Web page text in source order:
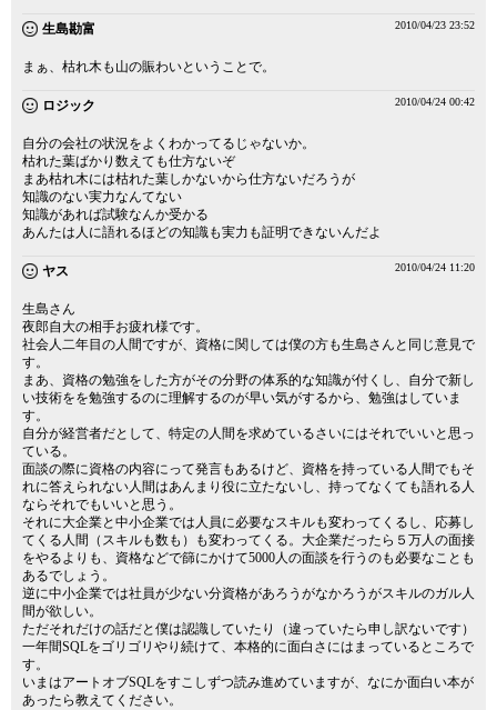
生島勘富 2010/04/23 23:52
まぁ、枯れ木も山の賑わいということで。
ロジック 2010/04/24 00:42
自分の会社の状況をよくわかってるじゃないか。
枯れた葉ばかり数えても仕方ないぞ
まあ枯れ木には枯れた葉しかないから仕方ないだろうが
知識のない実力なんてない
知識があれば試験なんか受かる
あんたは人に語れるほどの知識も実力も証明できないんだよ
ヤス 2010/04/24 11:20
生島さん
夜郎自大の相手お疲れ様です。
社会人二年目の人間ですが、資格に関しては僕の方も生島さんと同じ意見で
す。
まあ、資格の勉強をした方がその分野の体系的な知識が付くし、自分で新し
い技術をを勉強するのに理解するのが早い気がするから、勉強はしていま
す。
自分が経営者だとして、特定の人間を求めているさいにはそれでいいと思っ
ている。
面談の際に資格の内容にって発言もあるけど、資格を持っている人間でもそ
れに答えられない人間はあんまり役に立たないし、持ってなくても語れる人
ならそれでもいいと思う。
それに大企業と中小企業では人員に必要なスキルも変わってくるし、応募し
てくる人間（スキルも数も）も変わってくる。大企業だったら５万人の面接
をやるよりも、資格などで篩にかけて5000人の面談を行うのも必要なことも
あるでしょう。
逆に中小企業では社員が少ない分資格があろうがなかろうがスキルのガル人
間が欲しい。
ただそれだけの話だと僕は認識していたり（違っていたら申し訳ないです）
一年間SQLをゴリゴリやり続けて、本格的に面白さにはまっているところで
す。
いまはアートオブSQLをすこしずつ読み進めていますが、なにか面白い本が
あったら教えてください。